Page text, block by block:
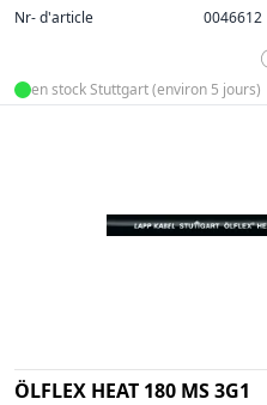
Nr- d'article
0046612
en stock Stuttgart (environ 5 jours)
ÖLFLEX HEAT 180 MS 3G1